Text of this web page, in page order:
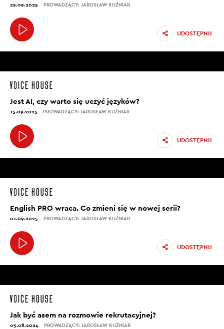
29.09.2025 PROWADZĄCY: JAROSŁAW KUŹNIAR
UDOSTĘPNIJ
Jest AI, czy warto się uczyć języków?
15.09.2025 PROWADZĄCY: JAROSŁAW KUŹNIAR
UDOSTĘPNIJ
English PRO wraca. Co zmieni się w nowej serii?
01.09.2025 PROWADZĄCY: JAROSŁAW KUŹNIAR
UDOSTĘPNIJ
Jak być asem na rozmowie rekrutacyjnej?
05.08.2024 PROWADZĄCY: JAROSŁAW KUŹNIAR